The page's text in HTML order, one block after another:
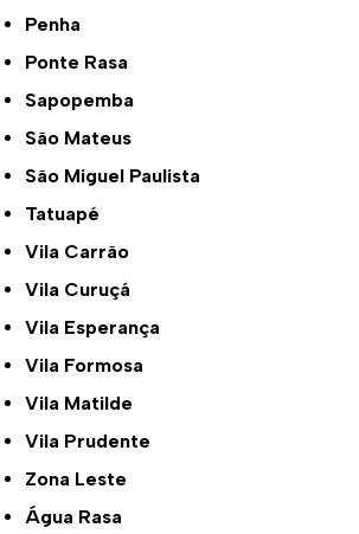
Penha
Ponte Rasa
Sapopemba
São Mateus
São Miguel Paulista
Tatuapé
Vila Carrão
Vila Curuçá
Vila Esperança
Vila Formosa
Vila Matilde
Vila Prudente
Zona Leste
Água Rasa